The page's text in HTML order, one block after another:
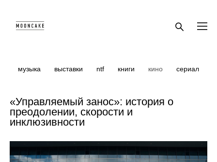
музыка выставки ntf книги кино сериал
«Управляемый занос»: история о
преодолении, скорости и
инклюзивности